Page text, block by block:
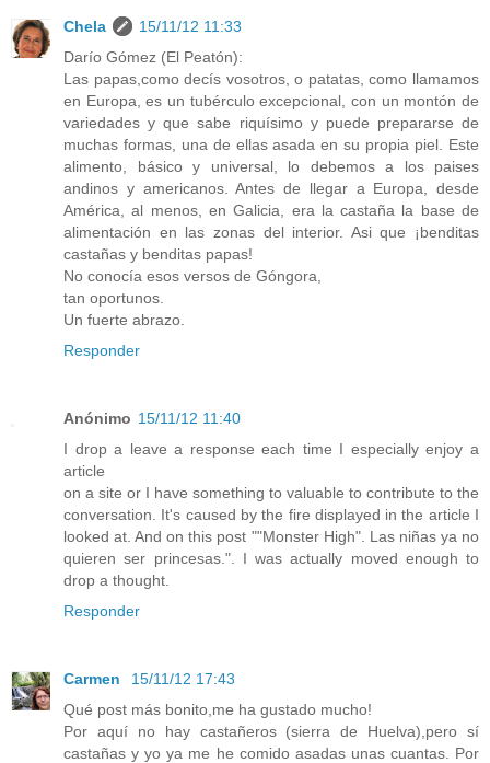
Chela
15/11/12 11:33
Darío Gómez (El Peatón):
Las papas,como decís vosotros, o patatas, como llamamos
en Europa, es un tubérculo excepcional, con un montón de
variedades y que sabe riquísimo y puede prepararse de
muchas formas, una de ellas asada en su propia piel. Este
alimento, básico y universal, lo debemos a los paises
andinos y americanos. Antes de llegar a Europa, desde
América, al menos, en Galicia, era la castaña la base de
alimentación en las zonas del interior. Asi que ¡benditas
castañas y benditas papas!
No conocía esos versos de Góngora,
tan oportunos.
Un fuerte abrazo.
Responder
Anónimo 15/11/12 11:40
I drop a leave a response each time I especially enjoy a
article
on a site or I have something to valuable to contribute to the
conversation. It's caused by the fire displayed in the article I
looked at. And on this post ""Monster High". Las niñas ya no
quieren ser princesas.". I was actually moved enough to
drop a thought.
Responder
Carmen
15/11/12 17:43
Qué post más bonito,me ha gustado mucho!
Por aquí no hay castañeros (sierra de Huelva),pero sí
castañas y yo ya me he comido asadas unas cuantas. Por